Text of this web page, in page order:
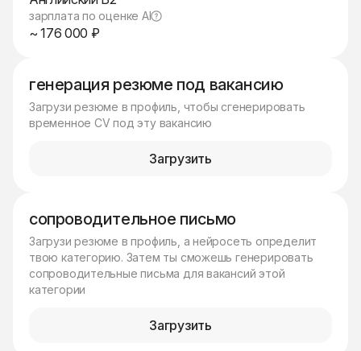
генерация резюме под вакансию
Загрузи резюме в профиль, чтобы сгенерировать
временное CV под эту вакансию
Загрузить
сопроводительное письмо
Загрузи резюме в профиль, а нейросеть определит
твою категорию. Затем ты сможешь генерировать
сопроводительные письма для вакансий этой
категории
Загрузить
зарплата по оценке AI
~ 176 000 ₽